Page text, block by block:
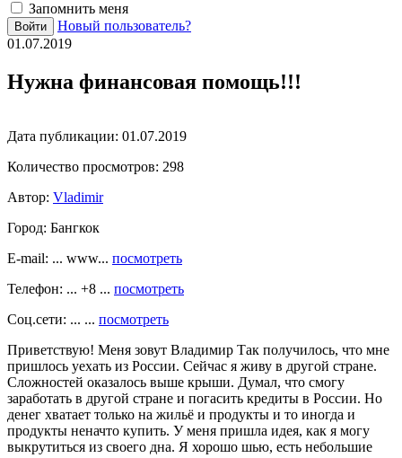
Запомнить меня
Войти
Новый пользователь?
01.07.2019
Нужна финансовая помощь!!!
Дата публикации: 01.07.2019
Количество просмотров: 298
Автор: Vladimir
Город: Бангкок
E-mail: ... www... посмотреть
Телефон: ... +8 ... посмотреть
Соц.сети: ... ... посмотреть
Приветствую! Меня зовут Владимир Так получилось, что мне
пришлось уехать из России. Сейчас я живу в другой стране.
Сложностей оказалось выше крыши. Думал, что смогу
заработать в другой стране и погасить кредиты в России. Но
денег хватает только на жильё и продукты и то иногда и
продукты неначто купить. У меня пришла идея, как я могу
выкрутиться из своего дна. Я хорошо шью, есть небольшие